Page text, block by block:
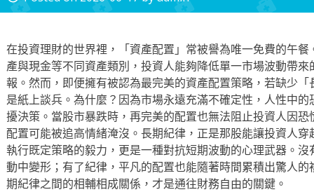
在投資理財的世界裡，「資產配置」常被譽為唯一免費的午
產與現金等不同資產類別，投資人能夠降低單一市場波動帶
報。然而，即便擁有被認為最完美的資產配置策略，若缺少
是紙上談兵。為什麼？因為市場永遠充滿不確定性，人性中
擾決策。當股市暴跌時，再完美的配置也無法阻止投資人因
配置可能被追高情緒淹沒。長期紀律，正是那股能讓投資人
執行既定策略的毅力，更是一種對抗短期波動的心理武器。
動中變形；有了紀律，平凡的配置也能隨著時間累積出驚人
期紀律之間的相輔相成關係，才是通往財務自由的關鍵。